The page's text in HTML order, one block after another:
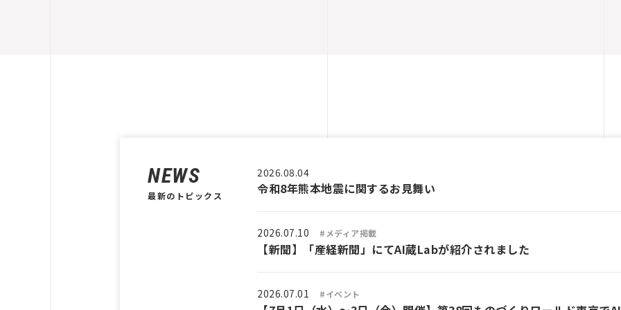
NEWS
最新のトピックス
2026.08.04
令和8年熊本地震に関するお見舞い
2026.07.10 #メディア掲載
【新聞】「産経新聞」にてAI蔵Labが紹介されました
2026.07.01 #イベント